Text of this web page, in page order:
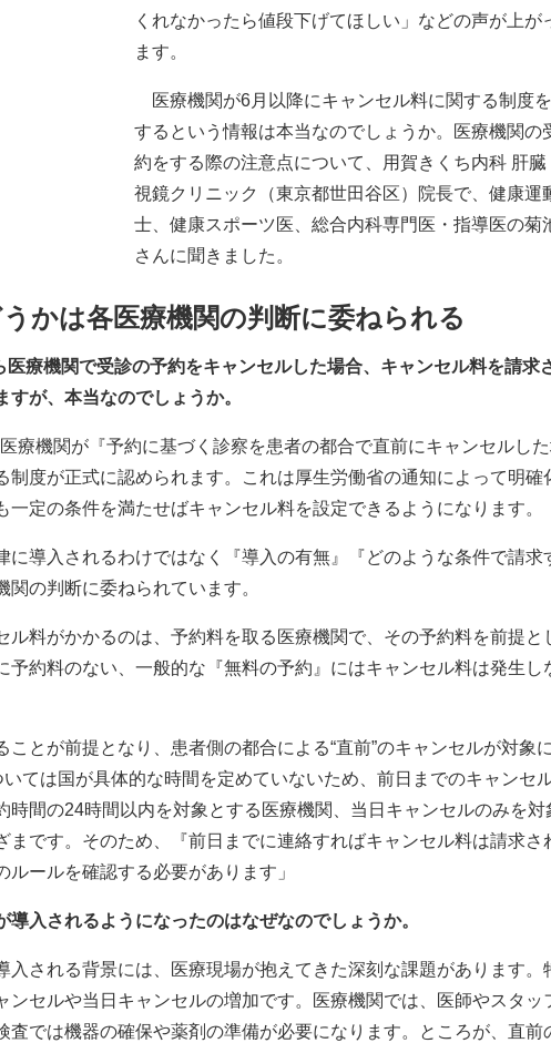
くれなかったら値段下げてほしい」などの声が上が
ます。
医療機関が6月以降にキャンセル料に関する制度
するという情報は本当なのでしょうか。医療機関の
約をする際の注意点について、用賀きくち内科 肝臓
視鏡クリニック（東京都世田谷区）院長で、健康運
士、健康スポーツ医、総合内科専門医・指導医の菊
さんに聞きました。
かは各医療機関の判断に委ねられる
療機関で受診の予約をキャンセルした場合、キャンセル料を請求
が、本当なのでしょうか。
療機関が『予約に基づく診察を患者の都合で直前にキャンセルし
制度が正式に認められます。これは厚生労働省の通知によって明確
定の条件を満たせばキャンセル料を設定できるようになります。
に導入されるわけではなく『導入の有無』『どのような条件で請求
の判断に委ねられています。
ル料がかかるのは、予約料を取る医療機関で、その予約料を前提と
予約料のない、一般的な『無料の予約』にはキャンセル料は発生し
ことが前提となり、患者側の都合による“直前”のキャンセルが対象
いては国が具体的な時間を定めていないため、前日までのキャンセ
時間の24時間以内を対象とする医療機関、当日キャンセルのみを対
まです。そのため、『前日までに連絡すればキャンセル料は請求さ
ールを確認する必要があります」
入されるようになったのはなぜなのでしょうか。
入される背景には、医療現場が抱えてきた深刻な課題があります。
ンセルや当日キャンセルの増加です。医療機関では、医師やスタッ
査では機器の確保や薬剤の準備が必要になります。ところが、直前